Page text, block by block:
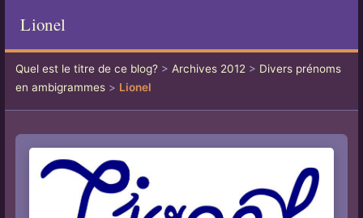
Lionel
Quel est le titre de ce blog?> Archives 2012 > Divers prénoms
en ambigrammes> Lionel